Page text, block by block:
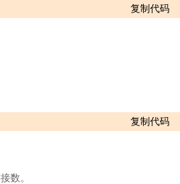
复制代码
复制代码
数。